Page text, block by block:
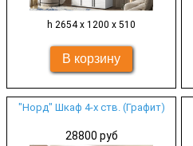
h 2654 х 1200 х 510
"Норд" Шкаф 4-х ств. (Графит)
28800 руб